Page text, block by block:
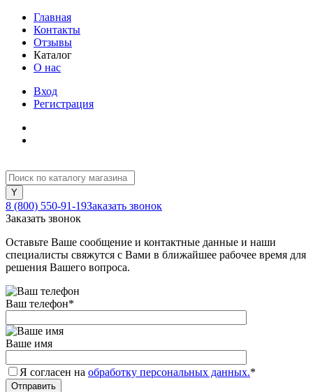
Главная
Контакты
Отзывы
Каталог
О нас
Вход
Регистрация
8 (800) 550-91-19Заказать звонок
Заказать звонок
Оставьте Ваше сообщение и контактные данные и наши
специалисты свяжутся с Вами в ближайшее рабочее время для
решения Вашего вопроса.
Ваш телефон*
Ваше имя
Я согласен на обработку персональных данных.*